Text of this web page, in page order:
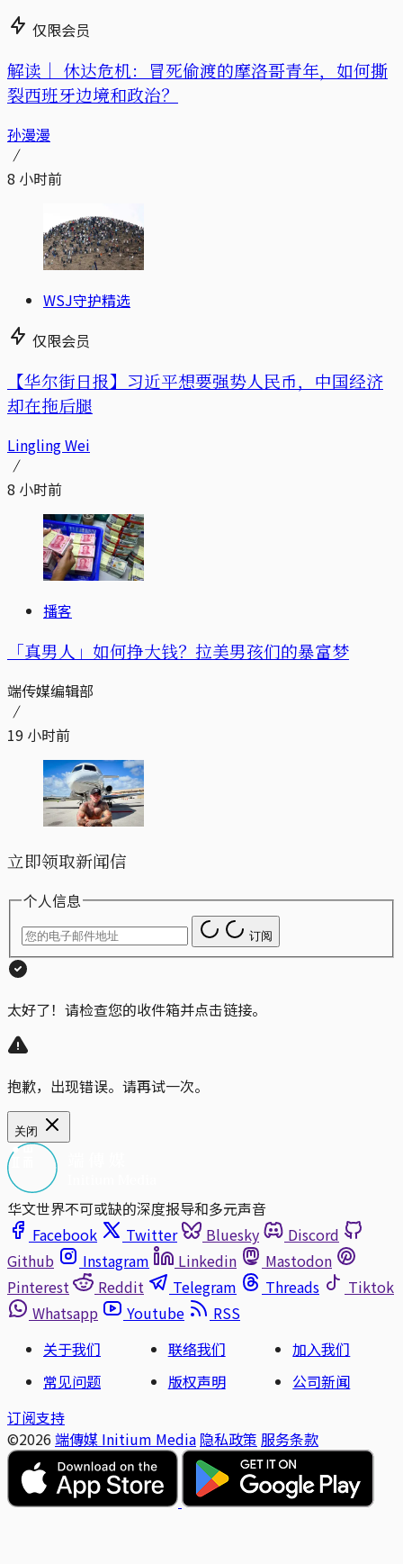
仅限会员
解读｜ 休达危机：冒死偷渡的摩洛哥青年，如何撕
裂西班牙边境和政治？
孙漫漫
8 小时前
WSJ守护精选
仅限会员
【华尔街日报】习近平想要强势人民币，中国经济
却在拖后腿
Lingling Wei
8 小时前
播客
「真男人」如何挣大钱？拉美男孩们的暴富梦
端传媒编辑部
19 小时前
立即领取新闻信
个人信息
订阅
太好了！请检查您的收件箱并点击链接。
抱歉，出现错误。请再试一次。
关闭
华文世界不可或缺的深度报导和多元声音
Facebook
Twitter Bluesky
Discord
Github
Instagram Linkedin
Mastodon
Pinterest
Reddit Telegram Threads
Tiktok
Whatsapp
Youtube
RSS
关于我们
联络我们
加入我们
常见问题
版权声明
公司新闻
订阅支持
©2026 端傳媒 Initium Media 隐私政策 服务条款